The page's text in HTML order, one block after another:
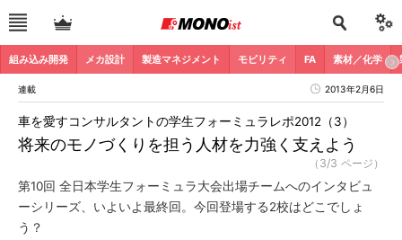
組み込み開発 メカ設計 製造マネジメント モビリティ FA 素材／化学
連載 2013年2月6日
将来のモノづくりを担う人材を力強く支えよう
車を愛すコンサルタントの学生フォーミュラレポ2012（3）
（3/3 ページ）
第10回 全日本学生フォーミュラ大会出場チームへのインタビュ
ーシリーズ、いよいよ最終回。今回登場する2校はどこでしょ
う？